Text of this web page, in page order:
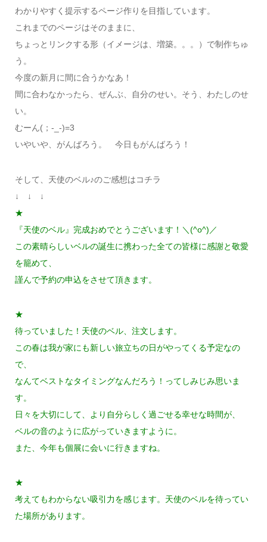
わかりやすく提示するページ作りを目指しています。
これまでのページはそのままに、
ちょっとリンクする形（イメージは、増築。。。）で制作ちゅ
う。
今度の新月に間に合うかなあ！
間に合わなかったら、ぜんぶ、自分のせい。そう、わたしのせ
い。
むーん(；-_-)=3
いやいや、がんばろう。 今日もがんばろう！
そして、天使のベル♪のご感想はコチラ
↓ ↓ ↓
★
『天使のベル』完成おめでとうございます！＼(^o^)／
この素晴らしいベルの誕生に携わった全ての皆様に感謝と敬愛
を籠めて、
謹んで予約の申込をさせて頂きます。
★
待っていました！天使のベル、注文します。
この春は我が家にも新しい旅立ちの日がやってくる予定なの
で、
なんてベストなタイミングなんだろう！ってしみじみ思いま
す。
日々を大切にして、より自分らしく過ごせる幸せな時間が、
ベルの音のように広がっていきますように。
また、今年も個展に会いに行きますね。
★
考えてもわからない吸引力を感じます。天使のベルを待ってい
た場所があります。